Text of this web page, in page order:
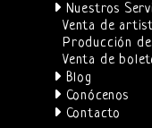
Nuestros
Venta de
Producción
Venta de
Blog
Conócenos
Contacto